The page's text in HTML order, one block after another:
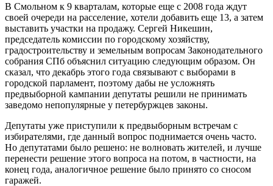
В Смольном к 9 кварталам, которые еще с 2008 года ждут
своей очереди на расселение, хотели добавить еще 13, а затем
выставить участки на продажу. Сергей Никешин,
председатель комиссии по городскому хозяйству,
градостроительству и земельным вопросам Законодательного
собрания СПб объяснил ситуацию следующим образом. Он
сказал, что декабрь этого года связывают с выборами в
городской парламент, поэтому дабы не усложнять
предвыборной кампании депутаты решили не принимать
заведомо непопулярные у петербуржцев законы.
Депутаты уже приступили к предвыборным встречам с
избирателями, где данный вопрос поднимается очень часто.
Но депутатами было решено: не волновать жителей, и лучше
перенести решение этого вопроса на потом, в частности, на
конец года, аналогичное решение было принято со сносом
гаражей.